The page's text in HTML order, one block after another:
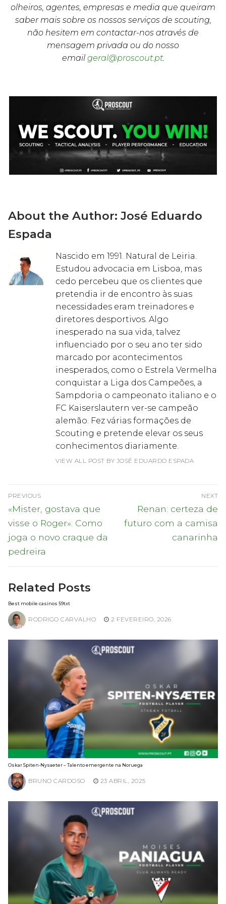
olheiros, agentes, empresas e media que queiram
saber mais sobre os nossos serviços de scouting,
não hesitem em contactar-nos através de
mensagem privada ou do nosso
email geral@proscout.pt.
About the Author: José Eduardo
Espada
Nascido em 1991. Natural de Leiria.
Estudou advocacia em Lisboa, mas
cedo percebeu que os clientes que
pretendia ir de encontro às suas
necessidades eram treinadores e
diretores desportivos. Algo
inesperado na sua vida, talvez
influenciado por o seu ano ter sido
marcado por acontecimentos
inesperados, como o Estrela Vermelha
conquistar a Liga dos Campeões, a
Sampdoria o campeonato italiano e o
FC Kaiserslautern ver-se campeão
alemão. Fez várias formações de
Scouting e pretende elevar os seus
conhecimentos diariamente.
VIEW ALL POST BY JOSÉ EDUARDO ESPADA
Navegação
de
artigos
PREVIOUS
Previous
post:
«Mister, gostava que
visse o Roger»: Como
joga o novo craque da
pedreira
NEXT
Next
post:
Renan: certeza de
futuro com a camisa
canarinha
Related Posts
Best mobile casinos 59txt
RODRIGO CARVALHO 2 FEVEREIRO, 2026
Oskar Spiten-Nysaeter – Talento emergente na Noruega
BRUNO CARDOSO 23 ABRIL, 2025